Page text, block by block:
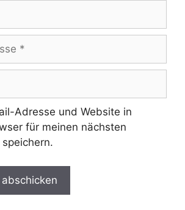
Adresse und Website in
für meinen nächsten